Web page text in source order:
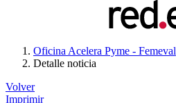
Oficina Acelera Pyme - Femeval
Detalle noticia
Volver
Imprimir